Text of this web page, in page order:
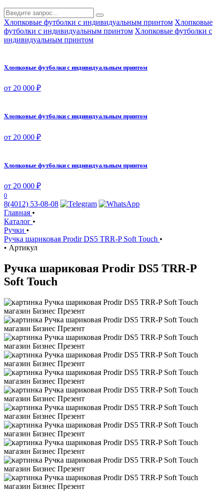
Хлопковые футболки с индивидуальным принтом Хлопковые
футболки с индивидуальным принтом Хлопковые футболки с
индивидуальным принтом
Хлопковые футболки с индивидуальным принтом
от 20 000 ₽
Хлопковые футболки с индивидуальным принтом
от 20 000 ₽
Хлопковые футболки с индивидуальным принтом
от 20 000 ₽
0
8(4012) 53-08-08
Главная •
Каталог •
Ручки •
Ручка шариковая Prodir DS5 TRR-P Soft Touch •
• Артикул
Ручка шариковая Prodir DS5 TRR-P
Soft Touch